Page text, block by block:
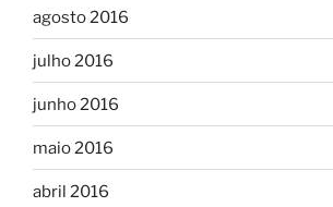
agosto 2016
julho 2016
junho 2016
maio 2016
abril 2016